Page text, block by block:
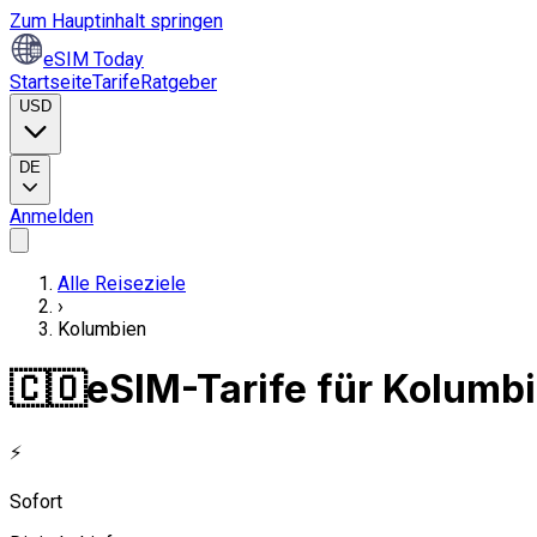
Zum Hauptinhalt springen
eSIM Today
StartseiteTarifeRatgeber
USD
DE
Anmelden
Alle Reiseziele
›
Kolumbien
🇨🇴eSIM-Tarife für
⚡
Sofort